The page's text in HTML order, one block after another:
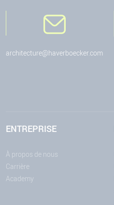
architecture@haverboecker.com
ENTREPRISE
À propos de nous
Carrière
Academy